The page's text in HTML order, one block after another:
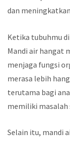
dan
Ketika tubuhmu
Mandi air hangat
menjaga fungsi
merasa lebih
terutama bagi
memiliki masalah
Selain itu, mandi